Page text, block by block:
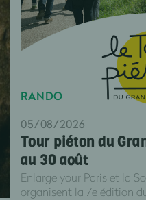
RANDO
05/08/2026
Tour piéton du
au 30 août
Enlarge your Paris et la
organisent la 7e édition